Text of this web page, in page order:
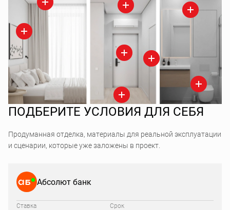
ПОДБЕРИТЕ УСЛОВИЯ ДЛЯ СЕБЯ
Продуманная отделка, материалы для реальной эксплуатации
и сценарии, которые уже заложены в проект.
Абсолют банк
Ставка Срок